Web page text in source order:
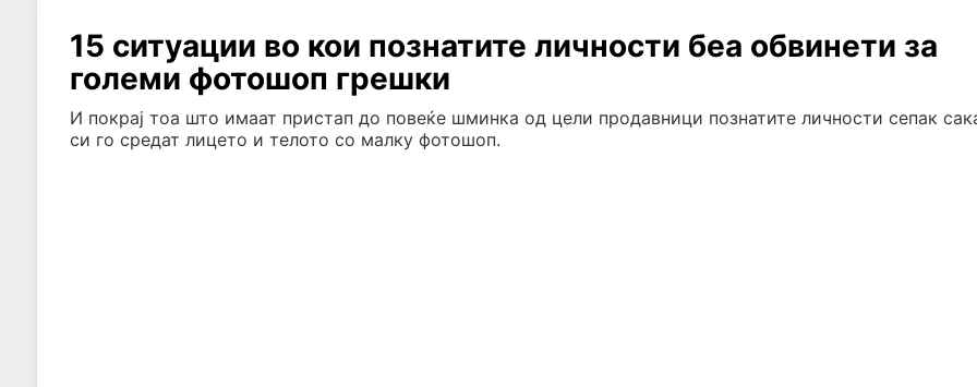
15 ситуации во кои познатите личности беа обвинети за
големи фотошоп грешки
И покрај тоа што имаат пристап до повеќе шминка од цели продавници познатите личности сепак
си го средат лицето и телото со малку фотошоп.